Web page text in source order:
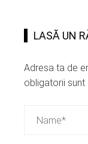
LASĂ UN
Adresa ta de
obligatorii